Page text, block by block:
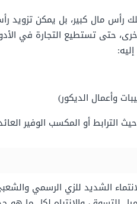
رأس مال كبير، بل يمكن
حتى تستطيع التجارة في
وأعمال الديكور)
الترابط أو المكسب الوفير
الشديد للزي الرسمي